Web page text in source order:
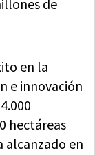
de
en la
e innovación
hectáreas
alcanzado en